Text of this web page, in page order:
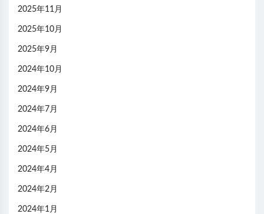
2025年11月
2025年10月
2025年9月
2024年10月
2024年9月
2024年7月
2024年6月
2024年5月
2024年4月
2024年2月
2024年1月